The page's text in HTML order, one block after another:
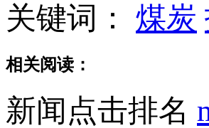
关键词： 煤炭
相关阅读：
新闻点击排名